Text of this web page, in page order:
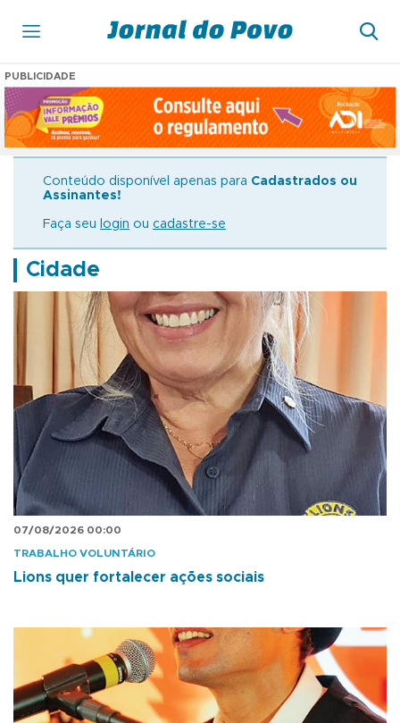
PUBLICIDADE
Conteúdo disponível apenas para Cadastrados ou
Assinantes!
Faça seu login ou cadastre-se
Cidade
07/08/2026 00:00
TRABALHO VOLUNTÁRIO
Lions quer fortalecer ações sociais